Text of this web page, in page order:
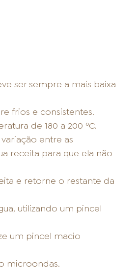
ser sempre a mais baixa
frios e consistentes.
de 180 a 200 ºC.
entre as
receita para que ela não
e retorne o restante da
utilizando um pincel
um pincel macio
microondas.